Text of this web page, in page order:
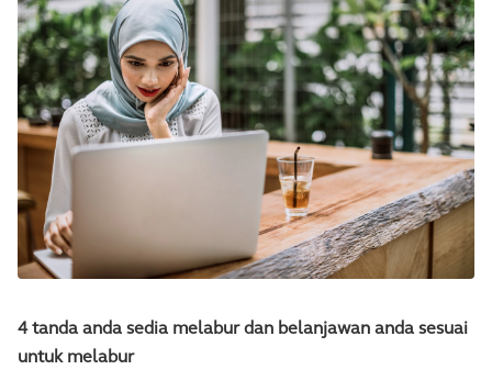
4 tanda anda sedia melabur dan belanjawan anda sesuai
untuk melabur